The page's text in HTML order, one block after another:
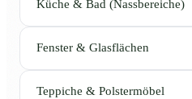
Küche & Bad (Nassbereiche)
Fenster & Glasflächen
Teppiche & Polstermöbel